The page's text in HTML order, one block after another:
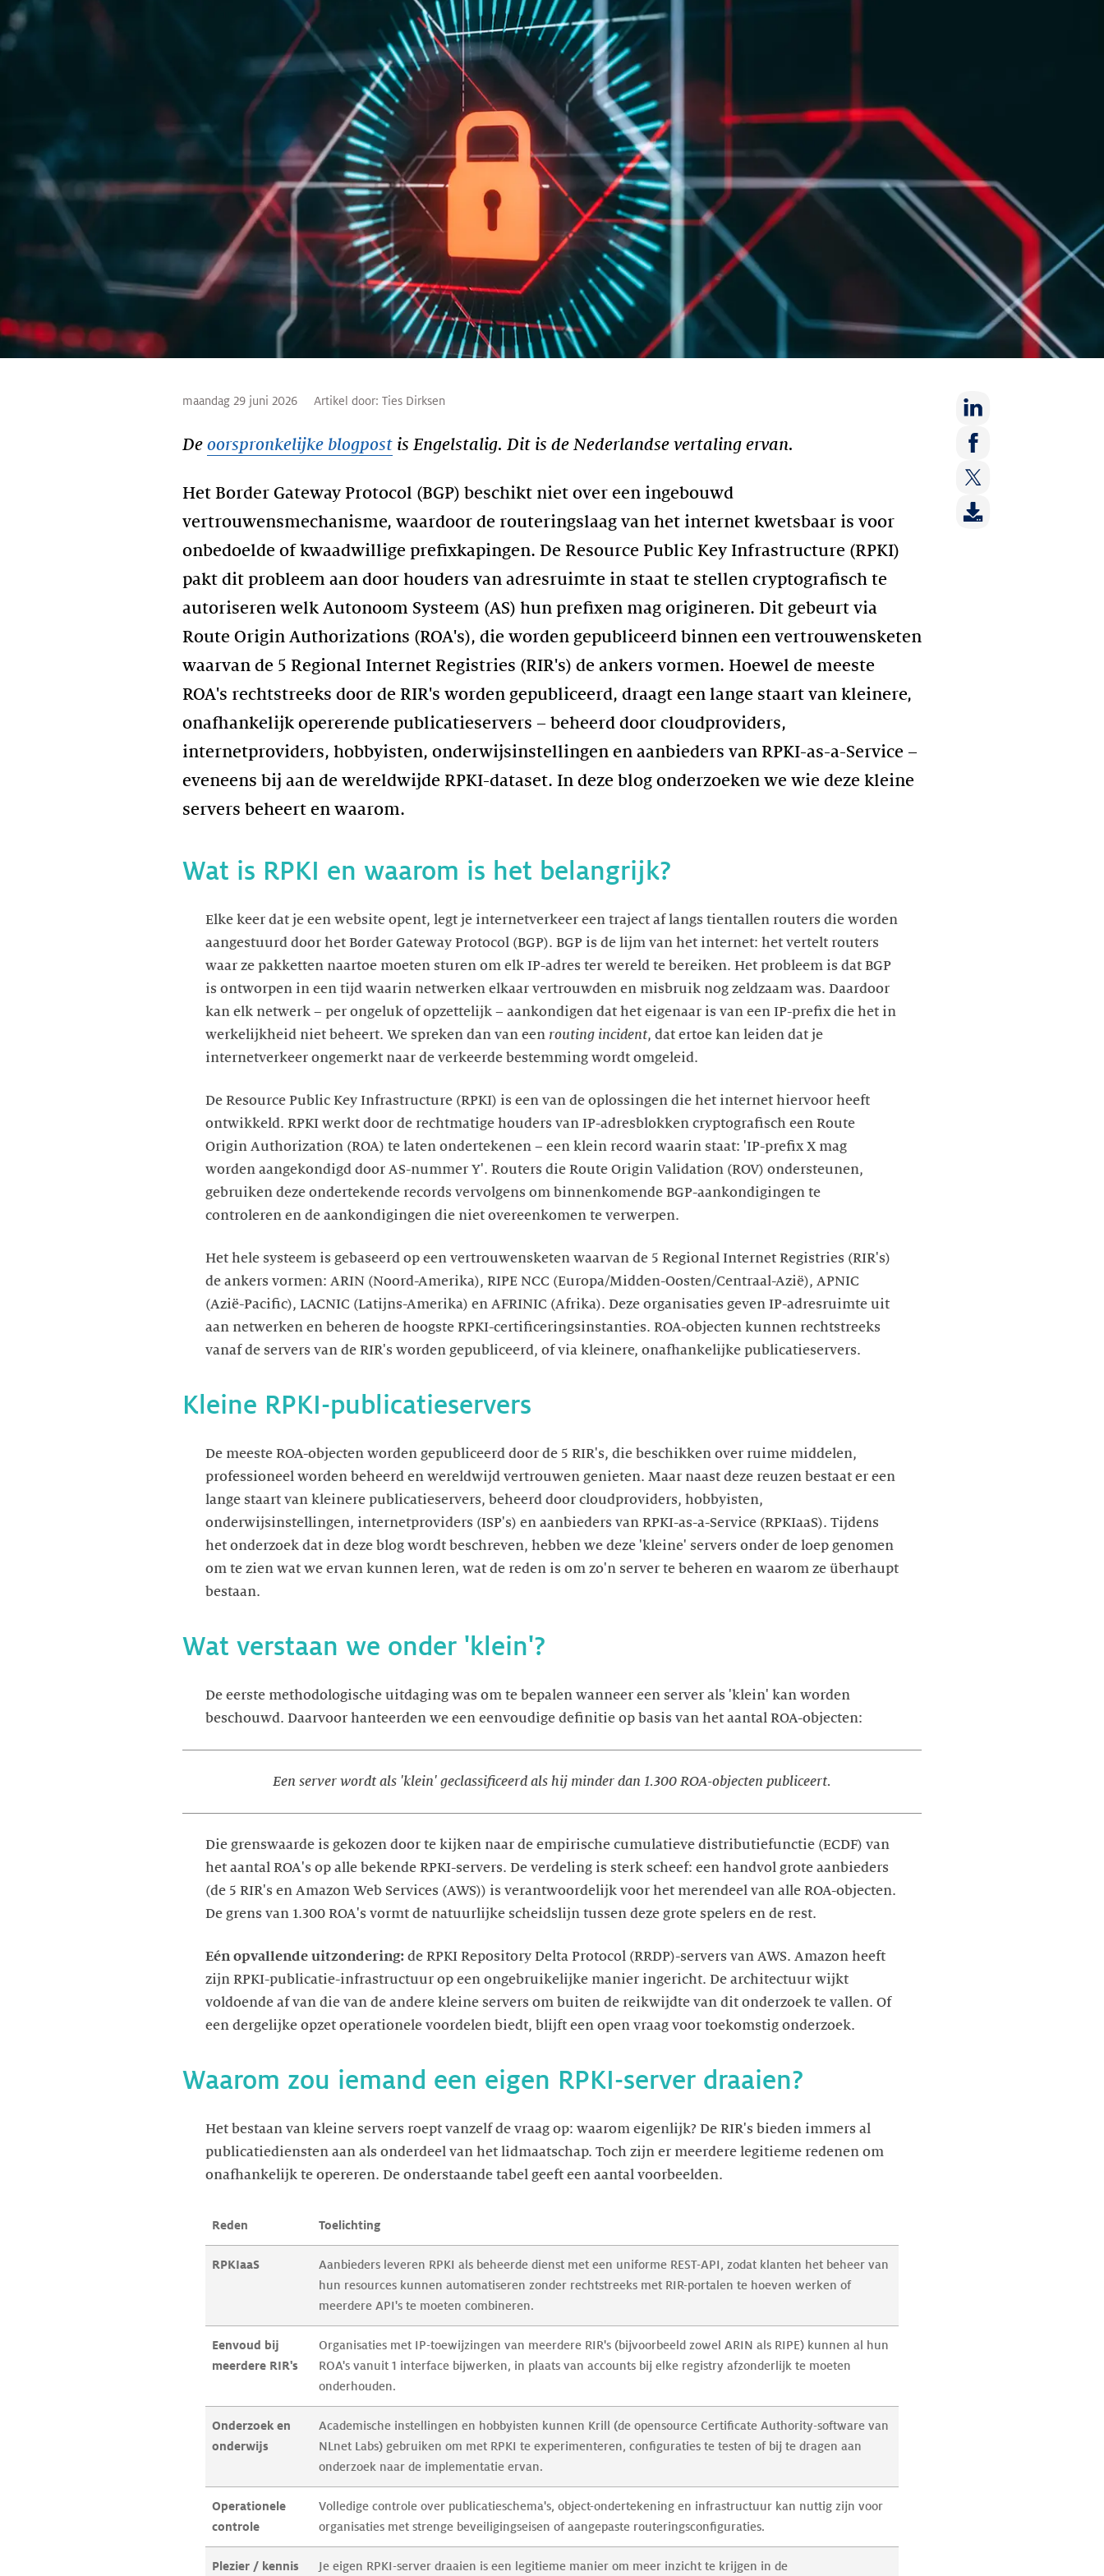
maandag 29 juni 2026 Artikel door: Ties Dirksen
De oorspronkelijke blogpost is Engelstalig. Dit is de Nederlandse vertaling ervan.
Het Border Gateway Protocol (BGP) beschikt niet over een ingebouwd
vertrouwensmechanisme, waardoor de routeringslaag van het internet kwetsbaar is voor
onbedoelde of kwaadwillige prefixkapingen. De Resource Public Key Infrastructure (RPKI)
pakt dit probleem aan door houders van adresruimte in staat te stellen cryptografisch te
autoriseren welk Autonoom Systeem (AS) hun prefixen mag origineren. Dit gebeurt via
Route Origin Authorizations (ROA's), die worden gepubliceerd binnen een vertrouwensketen
waarvan de 5 Regional Internet Registries (RIR's) de ankers vormen. Hoewel de meeste
ROA's rechtstreeks door de RIR's worden gepubliceerd, draagt een lange staart van kleinere,
onafhankelijk opererende publicatieservers – beheerd door cloudproviders,
internetproviders, hobbyisten, onderwijsinstellingen en aanbieders van RPKI-as-a-Service –
eveneens bij aan de wereldwijde RPKI-dataset. In deze blog onderzoeken we wie deze kleine
servers beheert en waarom.
Deel
op:
LinkedIn
Deel
op:
Facebook
Deel
op:
Wat is RPKI en waarom is het belangrijk?
Elke keer dat je een website opent, legt je internetverkeer een traject af langs tientallen routers die worden
aangestuurd door het Border Gateway Protocol (BGP). BGP is de lijm van het internet: het vertelt routers
waar ze pakketten naartoe moeten sturen om elk IP-adres ter wereld te bereiken. Het probleem is dat BGP
is ontworpen in een tijd waarin netwerken elkaar vertrouwden en misbruik nog zeldzaam was. Daardoor
kan elk netwerk – per ongeluk of opzettelijk – aankondigen dat het eigenaar is van een IP-prefix die het in
werkelijkheid niet beheert. We spreken dan van een routing incident, dat ertoe kan leiden dat je
internetverkeer ongemerkt naar de verkeerde bestemming wordt omgeleid.
De Resource Public Key Infrastructure (RPKI) is een van de oplossingen die het internet hiervoor heeft
ontwikkeld. RPKI werkt door de rechtmatige houders van IP-adresblokken cryptografisch een Route
Origin Authorization (ROA) te laten ondertekenen – een klein record waarin staat: 'IP-prefix X mag
worden aangekondigd door AS-nummer Y'. Routers die Route Origin Validation (ROV) ondersteunen,
gebruiken deze ondertekende records vervolgens om binnenkomende BGP-aankondigingen te
controleren en de aankondigingen die niet overeenkomen te verwerpen.
Het hele systeem is gebaseerd op een vertrouwensketen waarvan de 5 Regional Internet Registries (RIR's)
de ankers vormen: ARIN (Noord-Amerika), RIPE NCC (Europa/Midden-Oosten/Centraal-Azië), APNIC
(Azië-Pacific), LACNIC (Latijns-Amerika) en AFRINIC (Afrika). Deze organisaties geven IP-adresruimte uit
aan netwerken en beheren de hoogste RPKI-certificeringsinstanties. ROA-objecten kunnen rechtstreeks
vanaf de servers van de RIR's worden gepubliceerd, of via kleinere, onafhankelijke publicatieservers.
Kleine RPKI-publicatieservers
De meeste ROA-objecten worden gepubliceerd door de 5 RIR's, die beschikken over ruime middelen,
professioneel worden beheerd en wereldwijd vertrouwen genieten. Maar naast deze reuzen bestaat er een
lange staart van kleinere publicatieservers, beheerd door cloudproviders, hobbyisten,
onderwijsinstellingen, internetproviders (ISP's) en aanbieders van RPKI-as-a-Service (RPKIaaS). Tijdens
het onderzoek dat in deze blog wordt beschreven, hebben we deze 'kleine' servers onder de loep genomen
om te zien wat we ervan kunnen leren, wat de reden is om zo'n server te beheren en waarom ze überhaupt
bestaan.
Wat verstaan we onder 'klein'?
De eerste methodologische uitdaging was om te bepalen wanneer een server als 'klein' kan worden
beschouwd. Daarvoor hanteerden we een eenvoudige definitie op basis van het aantal ROA-objecten:
Een server wordt als 'klein' geclassificeerd als hij minder dan 1.300 ROA-objecten publiceert.
Die grenswaarde is gekozen door te kijken naar de empirische cumulatieve distributiefunctie (ECDF) van
het aantal ROA's op alle bekende RPKI-servers. De verdeling is sterk scheef: een handvol grote aanbieders
(de 5 RIR's en Amazon Web Services (AWS)) is verantwoordelijk voor het merendeel van alle ROA-objecten.
De grens van 1.300 ROA's vormt de natuurlijke scheidslijn tussen deze grote spelers en de rest.
Eén opvallende uitzondering: de RPKI Repository Delta Protocol (RRDP)-servers van AWS. Amazon heeft
zijn RPKI-publicatie-infrastructuur op een ongebruikelijke manier ingericht. De architectuur wijkt
voldoende af van die van de andere kleine servers om buiten de reikwijdte van dit onderzoek te vallen. Of
een dergelijke opzet operationele voordelen biedt, blijft een open vraag voor toekomstig onderzoek.
Waarom zou iemand een eigen RPKI-server draaien?
Het bestaan van kleine servers roept vanzelf de vraag op: waarom eigenlijk? De RIR's bieden immers al
publicatiediensten aan als onderdeel van het lidmaatschap. Toch zijn er meerdere legitieme redenen om
onafhankelijk te opereren. De onderstaande tabel geeft een aantal voorbeelden.
Reden Toelichting
RPKIaaS
Aanbieders leveren RPKI als beheerde dienst met een uniforme REST-API, zodat klanten het beheer van
hun resources kunnen automatiseren zonder rechtstreeks met RIR-portalen te hoeven werken of
meerdere API's te moeten combineren.
Eenvoud bij
meerdere RIR's
Organisaties met IP-toewijzingen van meerdere RIR's (bijvoorbeeld zowel ARIN als RIPE) kunnen al hun
ROA's vanuit 1 interface bijwerken, in plaats van accounts bij elke registry afzonderlijk te moeten
onderhouden.
Onderzoek en
onderwijs
Academische instellingen en hobbyisten kunnen Krill (de opensource Certificate Authority-software van
NLnet Labs) gebruiken om met RPKI te experimenteren, configuraties te testen of bij te dragen aan
onderzoek naar de implementatie ervan.
Operationele
controle
Volledige controle over publicatieschema's, object-ondertekening en infrastructuur kan nuttig zijn voor
organisaties met strenge beveiligingseisen of aangepaste routeringsconfiguraties.
Plezier / kennis Je eigen RPKI-server draaien is een legitieme manier om meer inzicht te krijgen in de